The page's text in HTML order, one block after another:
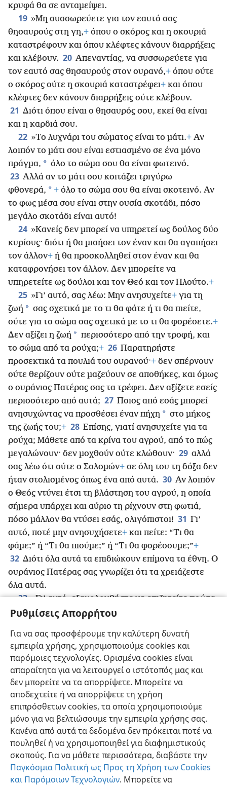
Ρυθμίσεις Απορρήτου
Για να σας προσφέρουμε την καλύτερη δυνατή
εμπειρία χρήσης, χρησιμοποιούμε cookies και
παρόμοιες τεχνολογίες. Ορισμένα cookies είναι
απαραίτητα για να λειτουργεί ο ιστότοπός μας και
δεν μπορείτε να τα απορρίψετε. Μπορείτε να
αποδεχτείτε ή να απορρίψετε τη χρήση
επιπρόσθετων cookies, τα οποία χρησιμοποιούμε
μόνο για να βελτιώσουμε την εμπειρία χρήσης σας.
Κανένα από αυτά τα δεδομένα δεν πρόκειται ποτέ να
πουληθεί ή να χρησιμοποιηθεί για διαφημιστικούς
σκοπούς. Για να μάθετε περισσότερα, διαβάστε την
Παγκόσμια Πολιτική ως Προς τη Χρήση των Cookies
και Παρόμοιων Τεχνολογιών. Μπορείτε να
κρυφά θα σε ανταμείψει.
19 »Μη συσσωρεύετε για τον εαυτό σας
θησαυρούς στη γη,+ όπου ο σκόρος και η σκουριά
καταστρέφουν και όπου κλέφτες κάνουν διαρρήξεις
και κλέβουν. 20 Απεναντίας, να συσσωρεύετε για
τον εαυτό σας θησαυρούς στον ουρανό,+ όπου ούτε
ο σκόρος ούτε η σκουριά καταστρέφει+ και όπου
κλέφτες δεν κάνουν διαρρήξεις ούτε κλέβουν.
21 Διότι όπου είναι ο θησαυρός σου, εκεί θα είναι
και η καρδιά σου.
22 »Το λυχνάρι του σώματος είναι το μάτι.+ Αν
λοιπόν το μάτι σου είναι εστιασμένο σε ένα μόνο
πράγμα, * όλο το σώμα σου θα είναι φωτεινό.
23 Αλλά αν το μάτι σου κοιτάζει τριγύρω
φθονερά, * + όλο το σώμα σου θα είναι σκοτεινό. Αν
το φως μέσα σου είναι στην ουσία σκοτάδι, πόσο
μεγάλο σκοτάδι είναι αυτό!
24 »Κανείς δεν μπορεί να υπηρετεί ως δούλος δύο
κυρίους· διότι ή θα μισήσει τον έναν και θα αγαπήσει
τον άλλον+ ή θα προσκολληθεί στον έναν και θα
καταφρονήσει τον άλλον. Δεν μπορείτε να
υπηρετείτε ως δούλοι και τον Θεό και τον Πλούτο.+
25 »Γι’ αυτό, σας λέω: Μην ανησυχείτε+ για τη
ζωή * σας σχετικά με το τι θα φάτε ή τι θα πιείτε,
ούτε για το σώμα σας σχετικά με το τι θα φορέσετε.+
Δεν αξίζει η ζωή * περισσότερο από την τροφή, και
το σώμα από τα ρούχα;+ 26 Παρατηρήστε
προσεκτικά τα πουλιά του ουρανού·+ δεν σπέρνουν
ούτε θερίζουν ούτε μαζεύουν σε αποθήκες, και όμως
ο ουράνιος Πατέρας σας τα τρέφει. Δεν αξίζετε εσείς
περισσότερο από αυτά; 27 Ποιος από εσάς μπορεί
ανησυχώντας να προσθέσει έναν πήχη * στο μήκος
της ζωής του;+ 28 Επίσης, γιατί ανησυχείτε για τα
ρούχα; Μάθετε από τα κρίνα του αγρού, από το πώς
μεγαλώνουν· δεν μοχθούν ούτε κλώθουν· 29 αλλά
σας λέω ότι ούτε ο Σολομών+ σε όλη του τη δόξα δεν
ήταν στολισμένος όπως ένα από αυτά. 30 Αν λοιπόν
ο Θεός ντύνει έτσι τη βλάστηση του αγρού, η οποία
σήμερα υπάρχει και αύριο τη ρίχνουν στη φωτιά,
πόσο μάλλον θα ντύσει εσάς, ολιγόπιστοι! 31 Γι’
αυτό, ποτέ μην ανησυχήσετε+ και πείτε: “Τι θα
φάμε;” ή “Τι θα πιούμε;” ή “Τι θα φορέσουμε;”+
32 Διότι όλα αυτά τα επιδιώκουν επίμονα τα έθνη. Ο
ουράνιος Πατέρας σας γνωρίζει ότι τα χρειάζεστε
όλα αυτά.
33 »Γι’ αυτό, εξακολουθήστε να επιζητείτε πρώτα
τη Βασιλεία και τη δικαιοσύνη του, και όλα αυτά τα
λοιπόν μην ανησυχήσετε για την αυριανή ημέρα,
γιατί η αυριανή ημέρα θα έχει τις δικές της
ανησυχίες. Αρκετά είναι τα προβλήματα της κάθε
ημέρας.
Ελληνική Κοινή Χρήση Προτιμήσεις
Copyright © 2026 Watch Tower Bible and Tract Society of Pennsylvania
Όροι Χρήσης Πολιτική Απορρήτου
Ρυθμίσεις Απορρήτου
JW.ORG
Σύνδεση